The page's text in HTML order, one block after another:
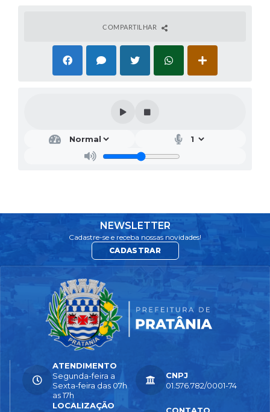
COMPARTILHAR
NEWSLETTER
Cadastre-se e receba nossas novidades!
CADASTRAR
LOCALIZAÇÃO
ATENDIMENTO
Segunda-feira a
Sexta-feira das 07h
as 17h
CNPJ
01.576.782/0001-74